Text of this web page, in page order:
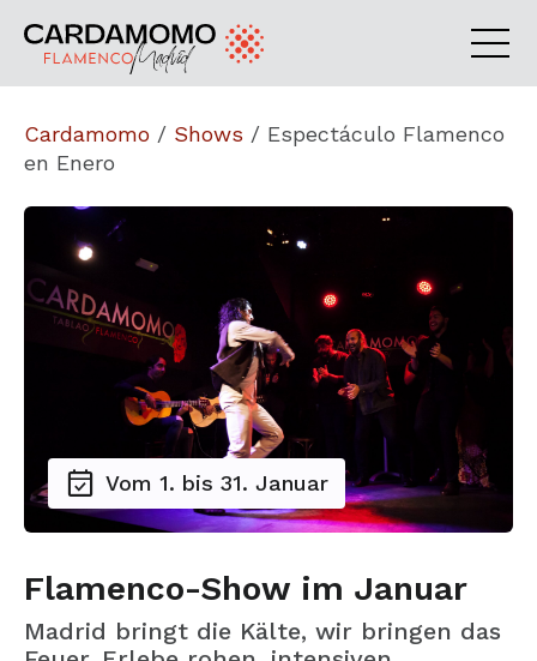
Cardamomo / Shows / Espectáculo Flamenco
en Enero
Vom 1. bis 31. Januar
Flamenco-Show im Januar
Madrid bringt die Kälte, wir bringen das